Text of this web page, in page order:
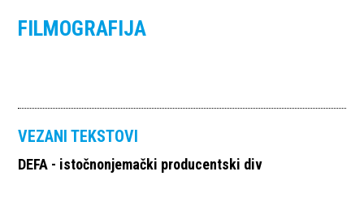
FILMOGRAFIJA
VEZANI TEKSTOVI
DEFA - istočnonjemački producentski div